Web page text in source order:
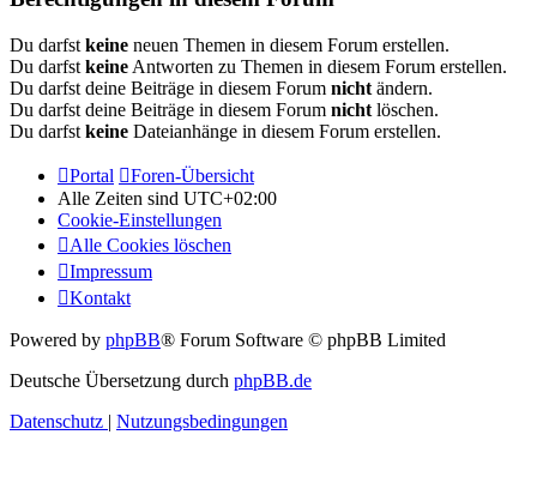
Du darfst keine neuen Themen in diesem Forum erstellen.
Du darfst keine Antworten zu Themen in diesem Forum erstellen.
Du darfst deine Beiträge in diesem Forum nicht ändern.
Du darfst deine Beiträge in diesem Forum nicht löschen.
Du darfst keine Dateianhänge in diesem Forum erstellen.
Portal
Foren-Übersicht
Alle Zeiten sind UTC+02:00
Cookie-Einstellungen
Alle Cookies löschen
Impressum
Kontakt
Powered by phpBB® Forum Software © phpBB Limited
Deutsche Übersetzung durch phpBB.de
Datenschutz | Nutzungsbedingungen